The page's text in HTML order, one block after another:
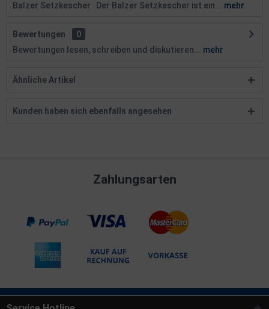
Balzer Setzkescher Der Balzer Setzkescher ist ein...
mehr
Bewertungen
0
Bewertungen lesen, schreiben und diskutieren...
mehr
Ähnliche Artikel
Kunden haben sich ebenfalls angesehen
Zahlungsarten